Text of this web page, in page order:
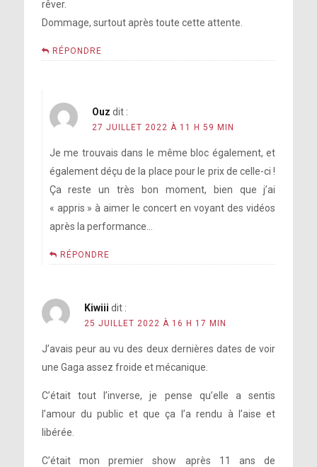
rêver.
Dommage, surtout après toute cette attente.
RÉPONDRE
Ouz dit :
27 JUILLET 2022 À 11 H 59 MIN
Je me trouvais dans le même bloc également, et
également déçu de la place pour le prix de celle-ci !
Ça reste un très bon moment, bien que j’ai
« appris » à aimer le concert en voyant des vidéos
après la performance…
RÉPONDRE
Kiwiii dit :
25 JUILLET 2022 À 16 H 17 MIN
J’avais peur au vu des deux dernières dates de voir
une Gaga assez froide et mécanique.
C’était tout l’inverse, je pense qu’elle a sentis
l’amour du public et que ça l’a rendu à l’aise et
libérée.
C’était mon premier show après 11 ans de